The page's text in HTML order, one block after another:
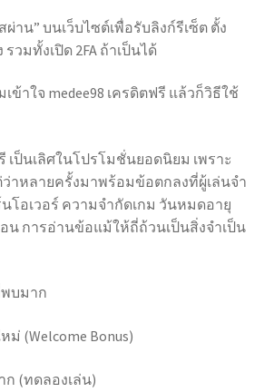
าน” บนเว็บไซต์เพื่อรับลิงก์รีเซ็ต ตั้ง
วมทั้งเปิด 2FA ถ้าเป็นได้
ข้าใจ medee98 เครดิตฟรี แล้วก็วิธีใช้
เป็นเลิศในโปรโมชั่นยอดนิยม เพราะ
าหลายครั้งมาพร้อมข้อตกลงที่ผู้เล่นจำ
นโอเวอร์ ความจำกัดเกม วันหมดอายุ
น การอ่านข้อแม้ให้ถี่ถ้วนเป็นสิ่งจำเป็น
บมาก
(Welcome Bonus)
ก (ทดลองเล่น)